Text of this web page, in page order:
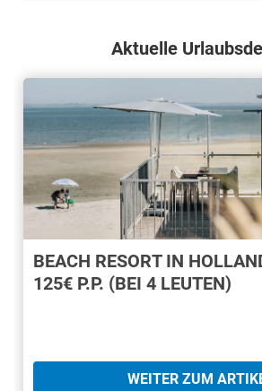
Aktuelle
BEACH RESORT IN
125€ P.P. (BEI 4 LEUTEN)
WEITER ZUM